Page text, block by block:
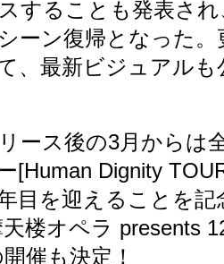
することも発表さ
ーン復帰となった。
、最新ビジュアル
ース後の3月からは
[Human Dignity
目を迎えることを
天楼オペラ presents
催も決定！